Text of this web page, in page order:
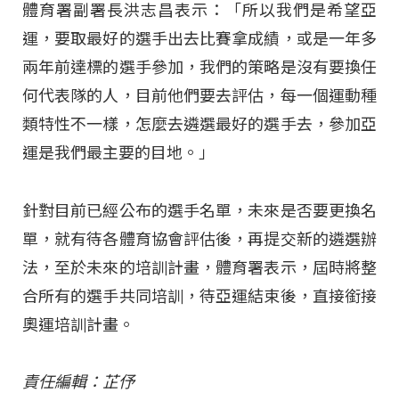
體育署副署長洪志昌表示：「所以我們是希望亞
運，要取最好的選手出去比賽拿成績，或是一年多
兩年前達標的選手參加，我們的策略是沒有要換任
何代表隊的人，目前他們要去評估，每一個運動種
類特性不一樣，怎麼去遴選最好的選手去，參加亞
運是我們最主要的目地。」
針對目前已經公布的選手名單，未來是否要更換名
單，就有待各體育協會評估後，再提交新的遴選辦
法，至於未來的培訓計畫，體育署表示，屆時將整
合所有的選手共同培訓，待亞運結束後，直接銜接
奧運培訓計畫。
責任編輯：芷伃